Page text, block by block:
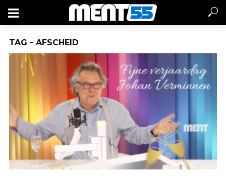
TAG - AFSCHEID